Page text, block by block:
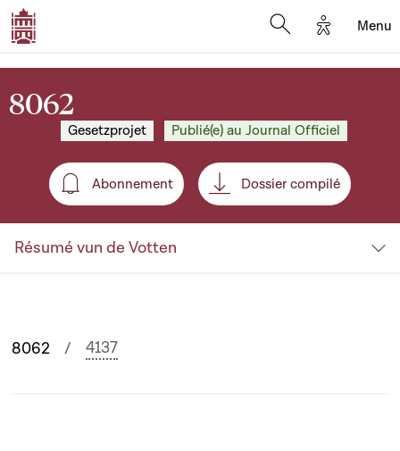
Options
Menu
8062
Gesetzprojet Publié(e) au Journal Officiel
Abonnement
Abonnement Dossier compilé
Résumé vun de Votten
8062 4137